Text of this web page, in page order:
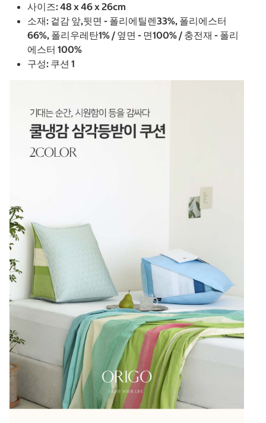
사이즈: 48 x 46 x 26cm
소재: 겉감 앞,뒷면 - 폴리에틸렌33%, 폴리에스터
66%, 폴리우레탄1% / 옆면 - 면100% / 충전재 - 폴리
에스터 100%
구성: 쿠션 1